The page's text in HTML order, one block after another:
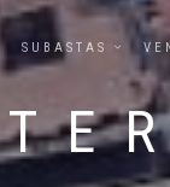
SUBASTAS